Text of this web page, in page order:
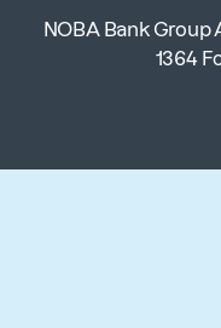
NOBA Bank Group
1364